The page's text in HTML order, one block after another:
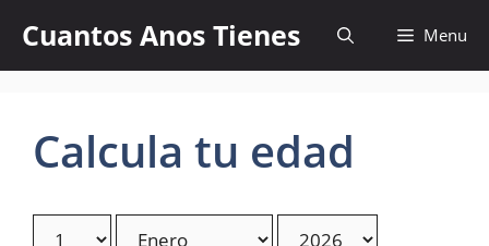
content
Cuantos Anos Tienes Menu
Calcula tu edad